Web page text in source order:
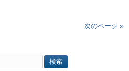
次のページ »